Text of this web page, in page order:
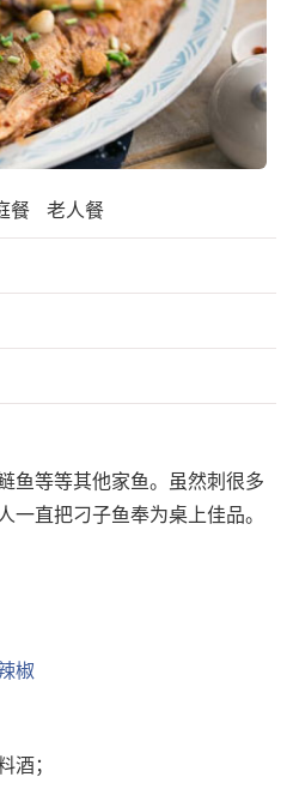
餐 老人餐
鱼等等其他家鱼。虽然刺很多
一直把刁子鱼奉为桌上佳品。
椒
酒；